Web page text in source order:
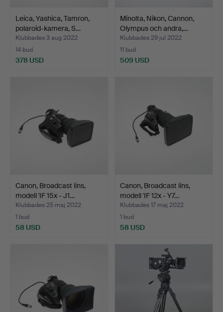
Leica, Yashica, Tamron,
polaroid-kamera, S…
Klubbades 3 aug 2022
14 bud
378 USD
Minolta, Nikon, Cannon,
Olympus och andra,…
Klubbades 29 jul 2022
11 bud
509 USD
Canon, Broadcast lins,
modell 'IF 15x - J1…
Klubbades 25 maj 2022
1 bud
58 USD
Canon, Broadcast lins,
modell 'IF 12x - Y7…
Klubbades 17 maj 2022
1 bud
58 USD